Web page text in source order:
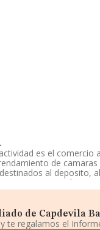
es el
de
al deposito,
corresponde a
realiza actividad de
contactar a través
de Capdevila
te regalamos el